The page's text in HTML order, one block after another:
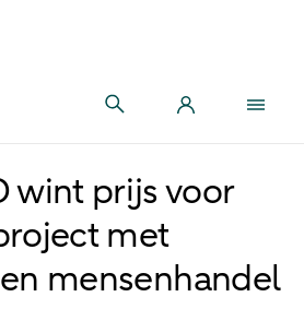
wint prijs voor
met
mensenhandel